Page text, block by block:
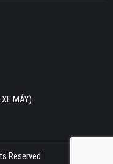
MÁY)
Reserved